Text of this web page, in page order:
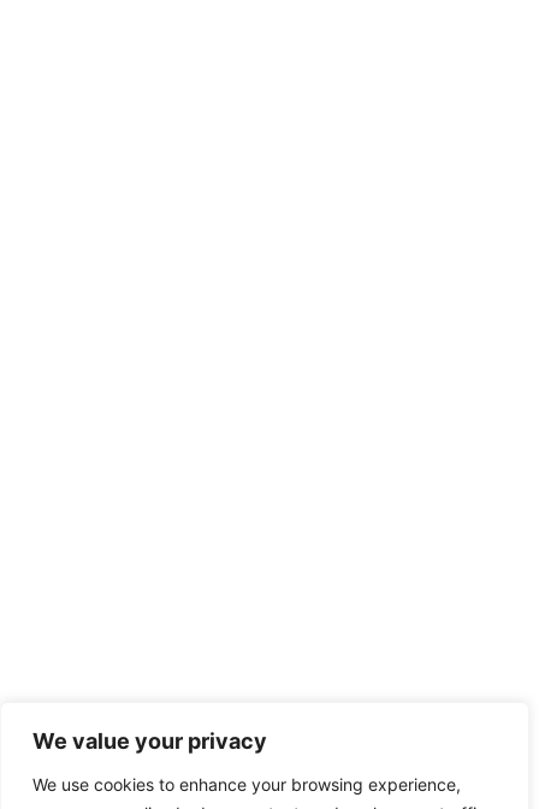
We value your privacy
We use cookies to enhance your browsing experience,